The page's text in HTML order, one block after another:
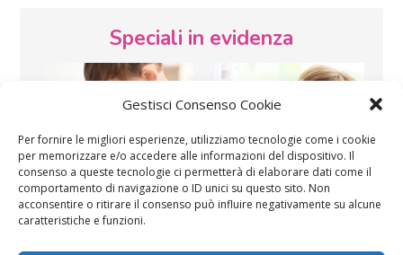
Gestisci Consenso Cookie
Per fornire le migliori esperienze, utilizziamo tecnologie come i cookie
per memorizzare e/o accedere alle informazioni del dispositivo. Il
consenso a queste tecnologie ci permetterà di elaborare dati come il
comportamento di navigazione o ID unici su questo sito. Non
acconsentire o ritirare il consenso può influire negativamente su alcune
caratteristiche e funzioni.
Speciali in evidenza
Vaccini SOS Pediatra